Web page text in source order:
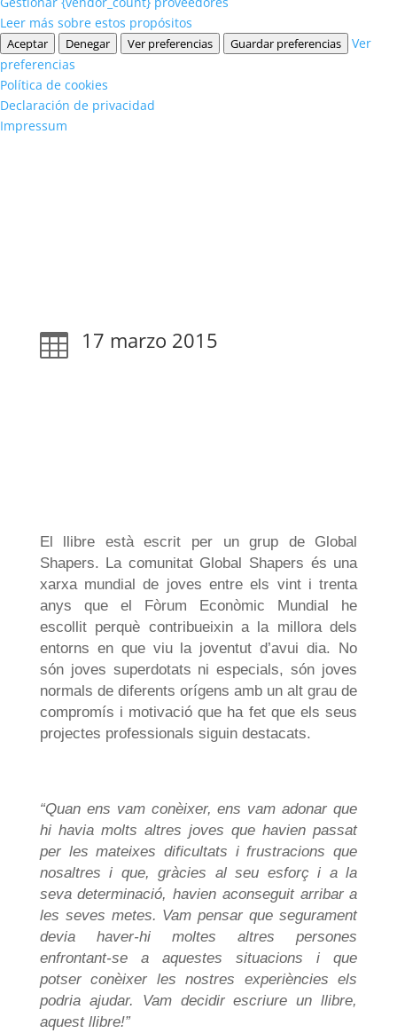
Leer más sobre estos propósitos
Aceptar Denegar Ver preferencias Guardar preferencias
Ver
preferencias
Política de cookies
Declaración de privacidad
Impressum
 17 marzo 2015
El llibre està escrit per un grup de Global
Shapers. La comunitat Global Shapers és una
xarxa mundial de joves entre els vint i trenta
anys que el Fòrum Econòmic Mundial he
escollit perquè contribueixin a la millora dels
entorns en que viu la joventut d’avui dia. No
són joves superdotats ni especials, són joves
normals de diferents orígens amb un alt grau de
compromís i motivació que ha fet que els seus
projectes professionals siguin destacats.
“Quan ens vam conèixer, ens vam adonar que
hi havia molts altres joves que havien passat
per les mateixes dificultats i frustracions que
nosaltres i que, gràcies al seu esforç i a la
seva determinació, havien aconseguit arribar a
les seves metes. Vam pensar que segurament
devia haver-hi moltes altres persones
enfrontant-se a aquestes situacions i que
potser conèixer les nostres experiències els
podria ajudar. Vam decidir escriure un llibre,
aquest llibre!”